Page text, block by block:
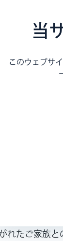
当
このウェブサ
悩みました
ないかと2人
かいない」
ことは、親
を抱えたま
の会」
他の患者さ
性筋萎縮症
わかるよ」
ないことや
子の入浴方
生活の過ご
れたご家族と